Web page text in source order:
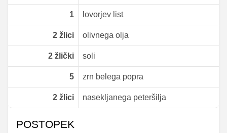
1 lovorjev list
2žlici olivnega olja
2žlički soli
5 zrn belega popra
2žlici nasekljanega peteršilja
POSTOPEK